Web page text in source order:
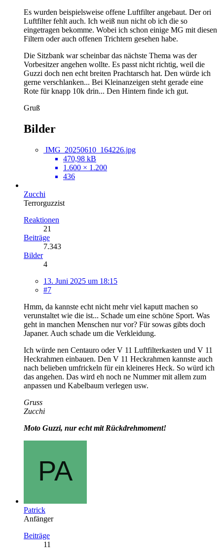
Es wurden beispielsweise offene Luftfilter angebaut. Der ori
Luftfilter fehlt auch. Ich weiß nun nicht ob ich die so
eingetragen bekomme. Wobei ich schon einige MG mit diesen
Filtern oder auch offenen Trichtern gesehen habe.
Die Sitzbank war scheinbar das nächste Thema was der
Vorbesitzer angehen wollte. Es passt nicht richtig, weil die
Guzzi doch nen echt breiten Prachtarsch hat. Den würde ich
gerne verschlanken... Bei Kleinanzeigen steht gerade eine
Rote für knapp 10k drin... Den Hintern finde ich gut.
Gruß
Bilder
IMG_20250610_164226.jpg
470,98 kB
1.600 × 1.200
436
Zucchi
Terrorguzzist
Reaktionen
21
Beiträge
7.343
Bilder
4
13. Juni 2025 um 18:15
#7
Hmm, da kannste echt nicht mehr viel kaputt machen so
verunstaltet wie die ist... Schade um eine schöne Sport. Was
geht in manchen Menschen nur vor? Für sowas gibts doch
Japaner. Auch schade um die Verkleidung.
Ich würde nen Centauro oder V 11 Luftfilterkasten und V 11
Heckrahmen einbauen. Den V 11 Heckrahmen kannste auch
nach belieben umfrickeln für ein kleineres Heck. So würd ich
das angehen. Das wird eh noch ne Nummer mit allem zum
anpassen und Kabelbaum verlegen usw.
Gruss
Zucchi
Moto Guzzi, nur echt mit Rückdrehmoment!
Patrick
Anfänger
Beiträge
11